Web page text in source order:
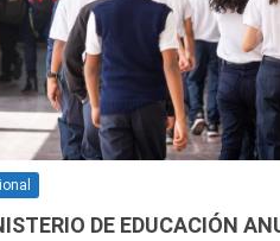
DE EDUCACIÓN